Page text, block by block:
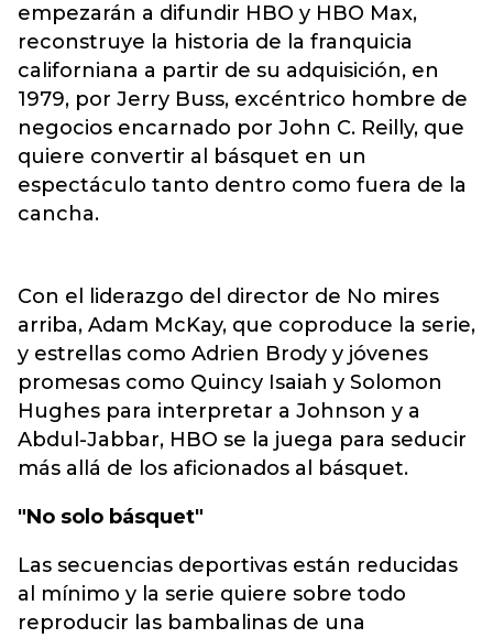
empezarán a difundir HBO y HBO Max,
reconstruye la historia de la franquicia
californiana a partir de su adquisición, en
1979, por Jerry Buss, excéntrico hombre de
negocios encarnado por John C. Reilly, que
quiere convertir al básquet en un
espectáculo tanto dentro como fuera de la
cancha.
Con el liderazgo del director de No mires
arriba, Adam McKay, que coproduce la serie,
y estrellas como Adrien Brody y jóvenes
promesas como Quincy Isaiah y Solomon
Hughes para interpretar a Johnson y a
Abdul-Jabbar, HBO se la juega para seducir
más allá de los aficionados al básquet.
"No solo básquet"
Las secuencias deportivas están reducidas
al mínimo y la serie quiere sobre todo
reproducir las bambalinas de una